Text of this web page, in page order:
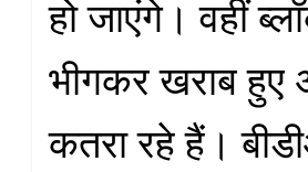
हो जाएंगे। वहीं
भीगकर खराब हुए
कतरा रहे हैं।